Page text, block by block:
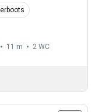
11 m 2 WC